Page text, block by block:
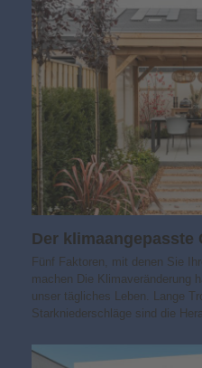
Der klimaangepasste
Fünf Faktoren, mit denen Sie
machen Die Klimaveränderung
unser tägliches Leben. Lange
Starkniederschläge sind die